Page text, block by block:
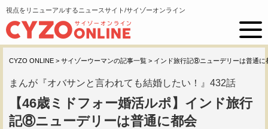
視点をリニューアルするニュースサイト/サイゾーオンライン
CYZO ONLINE > サイゾーウーマンの記事一覧 > インド旅行記⑧ニューデリーは普通に
まんが『オバサンと言われても結婚したい！』432話
【46歳ミドフォー婚活ルポ】インド旅行
記⑧ニューデリーは普通に都会